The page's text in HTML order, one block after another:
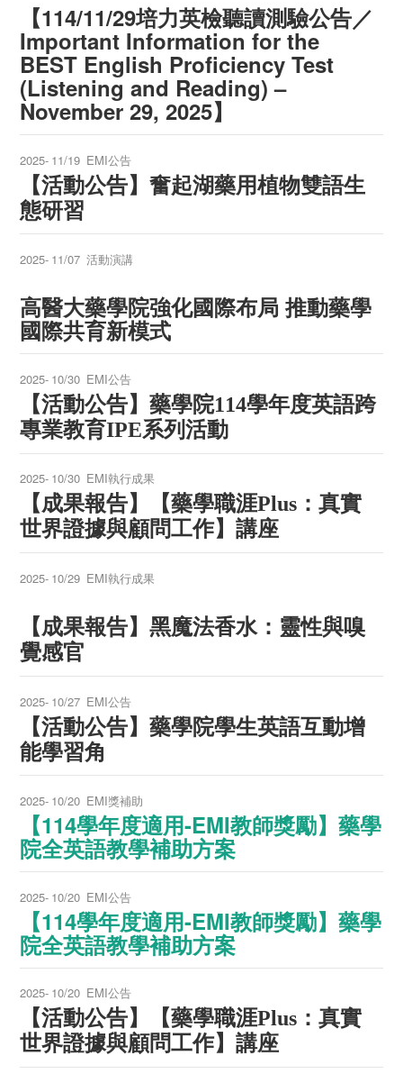
【114/11/29培力英檢聽讀測驗公告／
Important Information for the
BEST English Proficiency Test
(Listening and Reading) –
November 29, 2025】
2025- 11/19 EMI公告
【活動公告】奮起湖藥用植物雙語生
態研習
2025- 11/07 活動演講
高醫大藥學院強化國際布局 推動藥學
國際共育新模式
2025- 10/30 EMI公告
【活動公告】藥學院114學年度英語跨
專業教育IPE系列活動
2025- 10/30 EMI執行成果
【成果報告】 【藥學職涯Plus ：真實
世界證據與顧問工作】講座
2025- 10/29 EMI執行成果
【成果報告】黑魔法香水：靈性與嗅
覺感官
2025- 10/27 EMI公告
【活動公告】藥學院學生英語互動增
能學習角
2025- 10/20 EMI獎補助
【114學年度適用-EMI教師獎勵】藥學
院全英語教學補助方案
2025- 10/20 EMI公告
【114學年度適用-EMI教師獎勵】藥學
院全英語教學補助方案
2025- 10/20 EMI公告
【活動公告】 【藥學職涯Plus ：真實
世界證據與顧問工作】講座